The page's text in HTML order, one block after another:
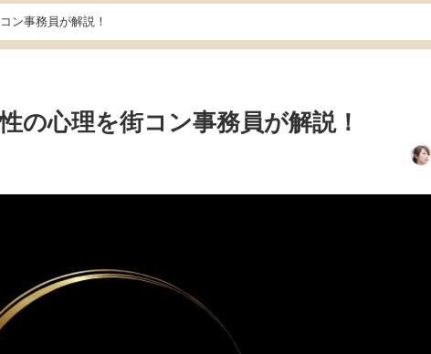
ン事務員が解説！
の心理を街コン事務員が解説！